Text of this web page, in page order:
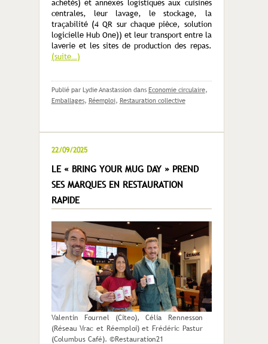
achetés) et annexes logistiques aux cuisines
centrales, leur lavage, le stockage, la
traçabilité (4 QR sur chaque pièce, solution
logicielle Hub One)) et leur transport entre la
laverie et les sites de production des repas.
(suite…)
Publié par Lydie Anastassion dans Economie circulaire,
Emballages, Réemploi, Restauration collective
22/09/2025
LE « BRING YOUR MUG DAY » PREND
SES MARQUES EN RESTAURATION
RAPIDE
Valentin Fournel (Citeo), Célia Rennesson
(Réseau Vrac et Réemploi) et Frédéric Pastur
(Columbus Café). ©Restauration21